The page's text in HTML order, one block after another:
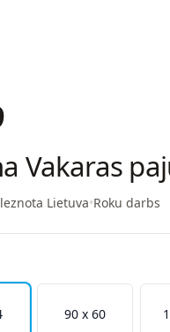
Vakaras
Lietuva•Roku darbs
90 x 60